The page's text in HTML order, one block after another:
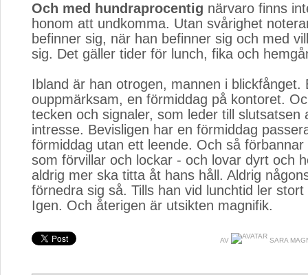
Och med hundraprocentig närvaro finns
honom att undkomma. Utan svårighet
befinner sig, när han befinner sig och med
sig. Det gäller tider för lunch, fika och
Ibland är han otrogen, mannen i blickfånget.
ouppmärksam, en förmiddag på kontoret.
tecken och signaler, som leder till slutsatsen
intresse. Bevisligen har en förmiddag
förmiddag utan ett leende. Och så förbannar
som förvillar och lockar - och lovar dyrt och
aldrig mer ska titta åt hans håll. Aldrig
förnedra sig så. Tills han vid lunchtid ler stort
Igen. Och återigen är utsikten magnifik.
AV SARA